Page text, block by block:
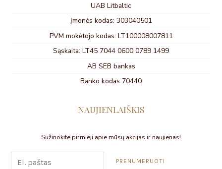
UAB Litbaltic
Įmonės kodas: 303040501
PVM mokėtojo kodas: LT100008007811
Sąskaita: LT45 7044 0600 0789 1499
AB SEB bankas
Banko kodas 70440
NAUJIENLAIŠKIS
Sužinokite pirmieji apie mūsų akcijas ir naujienas!